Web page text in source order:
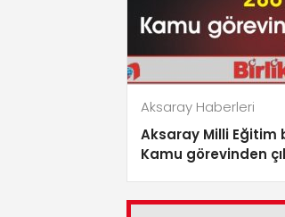
Aksaray Haberleri
Aksaray Milli Eğitim
Kamu görevinden